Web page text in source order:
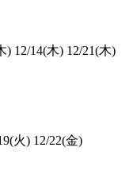
) 12/14(木) 12/21(木)
火) 12/22(金)